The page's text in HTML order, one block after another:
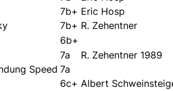
7b+ Eric Hosp
7b+ R. Zehentner
6b+
7a
R. Zehentner 1989
Speed 7a
6c+ Albert